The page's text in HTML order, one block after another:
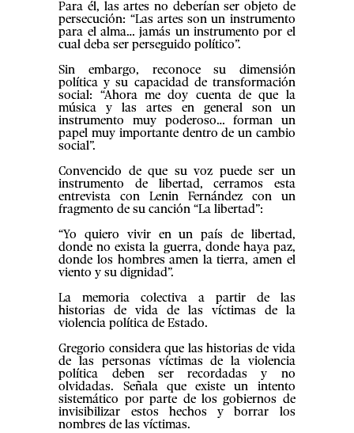
Para él, las artes no deberían ser objeto de
persecución: “Las artes son un instrumento
para el alma… jamás un instrumento por el
cual deba ser perseguido político”.
Sin embargo, reconoce su dimensión
política y su capacidad de transformación
social: “Ahora me doy cuenta de que la
música y las artes en general son un
instrumento muy poderoso… forman un
papel muy importante dentro de un cambio
social”.
Convencido de que su voz puede ser un
instrumento de libertad, cerramos esta
entrevista con Lenin Fernández con un
fragmento de su canción “La libertad”:
“Yo quiero vivir en un país de libertad,
donde no exista la guerra, donde haya paz,
donde los hombres amen la tierra, amen el
viento y su dignidad”.
La memoria colectiva a partir de las
historias de vida de las víctimas de la
violencia política de Estado.
Gregorio considera que las historias de vida
de las personas víctimas de la violencia
política deben ser recordadas y no
olvidadas. Señala que existe un intento
sistemático por parte de los gobiernos de
invisibilizar estos hechos y borrar los
nombres de las víctimas.